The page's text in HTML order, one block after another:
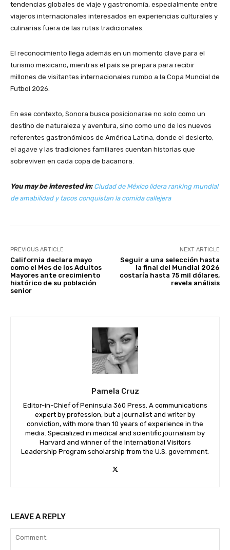
tendencias globales de viaje y gastronomía, especialmente entre
viajeros internacionales interesados en experiencias culturales y
culinarias fuera de las rutas tradicionales.
El reconocimiento llega además en un momento clave para el
turismo mexicano, mientras el país se prepara para recibir
millones de visitantes internacionales rumbo a la Copa Mundial de
Futbol 2026.
En ese contexto, Sonora busca posicionarse no solo como un
destino de naturaleza y aventura, sino como uno de los nuevos
referentes gastronómicos de América Latina, donde el desierto,
el agave y las tradiciones familiares cuentan historias que
sobreviven en cada copa de bacanora.
You may be interested in: Ciudad de México lidera ranking mundial
de amabilidad y tacos conquistan la comida callejera
PREVIOUS ARTICLE
California declara mayo
como el Mes de los Adultos
Mayores ante crecimiento
histórico de su población
senior
NEXT ARTICLE
Seguir a una selección hasta
la final del Mundial 2026
costaría hasta 75 mil dólares,
revela análisis
Pamela Cruz
Editor-in-Chief of Peninsula 360 Press. A communications
expert by profession, but a journalist and writer by
conviction, with more than 10 years of experience in the
media. Specialized in medical and scientific journalism by
Harvard and winner of the International Visitors
Leadership Program scholarship from the U.S. government.
LEAVE A REPLY